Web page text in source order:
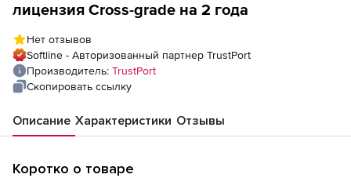
лицензия Cross-grade на 2 года
Нет отзывов
Softline - Авторизованный партнер TrustPort
Производитель: TrustPort
Скопировать ссылку
Описание Характеристики Отзывы
Коротко о товаре